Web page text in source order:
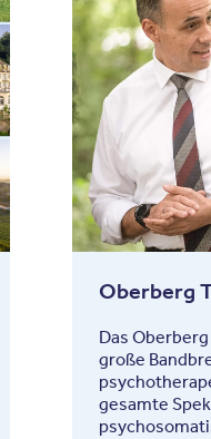
Oberberg
Das
große
gesamte